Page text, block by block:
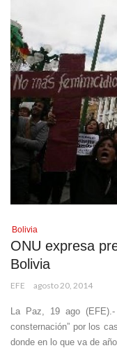
Bolivia
ONU expresa
Bolivia
EFE agosto 20, 2014
La Paz, 19 ago
consternación” por los
donde en lo que va de